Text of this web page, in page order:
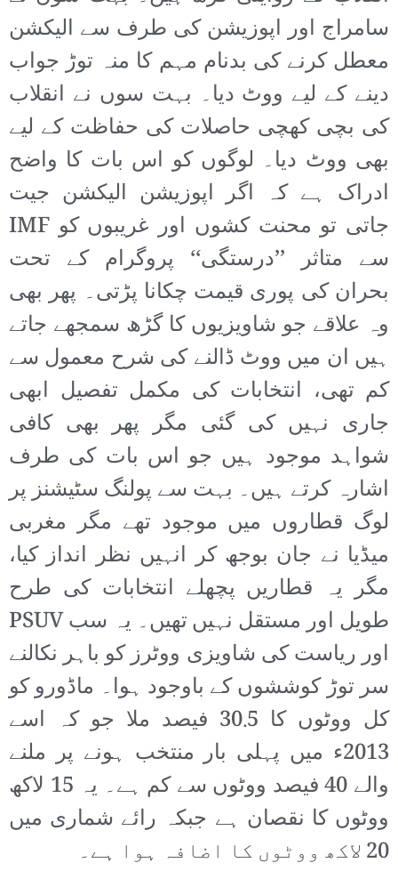
سامراج اور اپوزیشن کی طرف سے الیکشن
معطل کرنے کی بدنام مہم کا منہ توڑ جواب
دینے کے لیے ووٹ دیا۔ بہت سوں نے انقلاب
کی بچی کھچی حاصلات کی حفاظت کے لیے
بھی ووٹ دیا۔ لوگوں کو اس بات کا واضح
ادراک ہے کہ اگر اپوزیشن الیکشن جیت
جاتی تو محنت کشوں اور غریبوں کو IMF
سے متاثر ’’درستگی‘‘ پروگرام کے تحت
بحران کی پوری قیمت چکانا پڑتی۔ پھر بھی
وہ علاقے جو شاویزیوں کا گڑھ سمجھے جاتے
ہیں ان میں ووٹ ڈالنے کی شرح معمول سے
کم تھی، انتخابات کی مکمل تفصیل ابھی
جاری نہیں کی گئی مگر پھر بھی کافی
شواہد موجود ہیں جو اس بات کی طرف
اشارہ کرتے ہیں۔ بہت سے پولنگ سٹیشنز پر
لوگ قطاروں میں موجود تھے مگر مغربی
میڈیا نے جان بوجھ کر انہیں نظر انداز کیا،
مگر یہ قطاریں پچھلے انتخابات کی طرح
طویل اور مستقل نہیں تھیں۔ یہ سب PSUV
اور ریاست کی شاویزی ووٹرز کو باہر نکالنے
سر توڑ کوششوں کے باوجود ہوا۔ ماڈورو کو
کل ووٹوں کا 30.5 فیصد ملا جو کہ اسے
2013ء میں پہلی بار منتخب ہونے پر ملنے
والے 40 فیصد ووٹوں سے کم ہے۔ یہ 15 لاکھ
ووٹوں کا نقصان ہے جبکہ رائے شماری میں
20 لاکھ ووٹوں کا اضافہ ہوا ہے۔